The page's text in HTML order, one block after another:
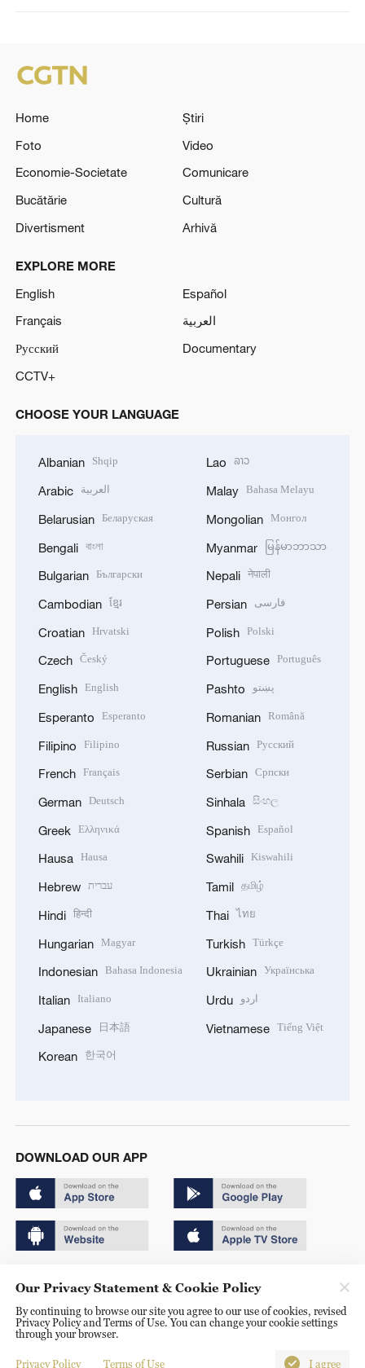
Home
Știri
Foto
Video
Economie-Societate
Comunicare
Bucătărie
Cultură
Divertisment
Arhivă
EXPLORE MORE
English
Español
Français
العربية
Русский
Documentary
CCTV+
CHOOSE YOUR LANGUAGE
Albanian Shqip
Arabic العربية
Belarusian Беларуская
Bengali বাংলা
Bulgarian Български
Cambodian ខ្មែរ
Croatian Hrvatski
Czech Český
English English
Esperanto Esperanto
Filipino Filipino
French Français
German Deutsch
Greek Ελληνικά
Hausa Hausa
Hebrew עברית
Hindi हिन्दी
Hungarian Magyar
Indonesian Bahasa Indonesia
Italian Italiano
Japanese 日本語
Korean 한국어
Lao ລາວ
Malay Bahasa Melayu
Mongolian Монгол
Myanmar မြန်မာဘာသာ
Nepali नेपाली
Persian فارسی
Polish Polski
Portuguese Português
Pashto پښتو
Romanian Română
Russian Русский
Serbian Српски
Sinhala සිංහල
Spanish Español
Swahili Kiswahili
Tamil தமிழ்
Thai ไทย
Turkish Türkçe
Ukrainian Українська
Urdu اردو
Vietnamese Tiếng Việt
DOWNLOAD OUR APP
京ICP备20000184号
京公网安备 11010502050052号
Disinformation report hotline: 010-85061466
Our Privacy Statement & Cookie Policy
By continuing to browse our site you agree to our use of cookies, revised
Privacy Policy and Terms of Use. You can change your cookie settings
through your browser.
Privacy Policy Terms of Use I agree